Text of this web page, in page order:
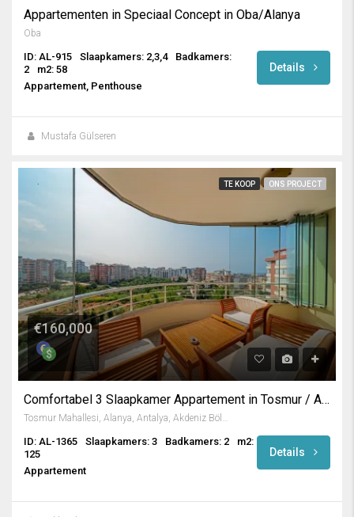
Appartementen in Speciaal Concept in Oba/Alanya
Oba
ID: AL-915 Slaapkamers: 2,3,4
Badkamers:
2
m2: 58
Appartement, Penthouse
Details
Mustafa Gülseren
TE KOOP ONS PROJECT
€160,000
Comfortabel 3 Slaapkamer Appartement in Tosmur / Alanya
Tosmur Mahallesi, Alanya, Antalya, Akdeniz Bölgesi, Türkiye
ID: AL-1365 Slaapkamers: 3 Badkamers: 2
m2:
125
Appartement
Details